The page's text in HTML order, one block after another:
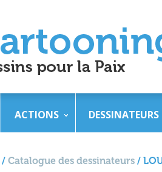
ACTIONS DESSINATEURS
/ Catalogue des dessinateurs /